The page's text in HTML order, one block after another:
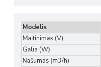
Modelis
Maitinimas (V)
Galia (W)
Našumas (m3/h)